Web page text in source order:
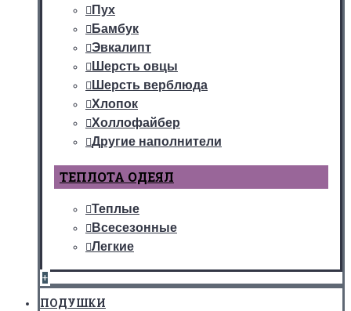
Пух
Бамбук
Эвкалипт
Шерсть овцы
Шерсть верблюда
Хлопок
Холлофайбер
Другие наполнители
ТЕПЛОТА ОДЕЯЛ
Теплые
Всесезонные
Легкие
+
ПОДУШКИ